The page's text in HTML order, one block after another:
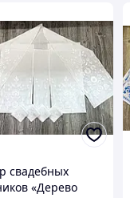
свадебных
«Дерево